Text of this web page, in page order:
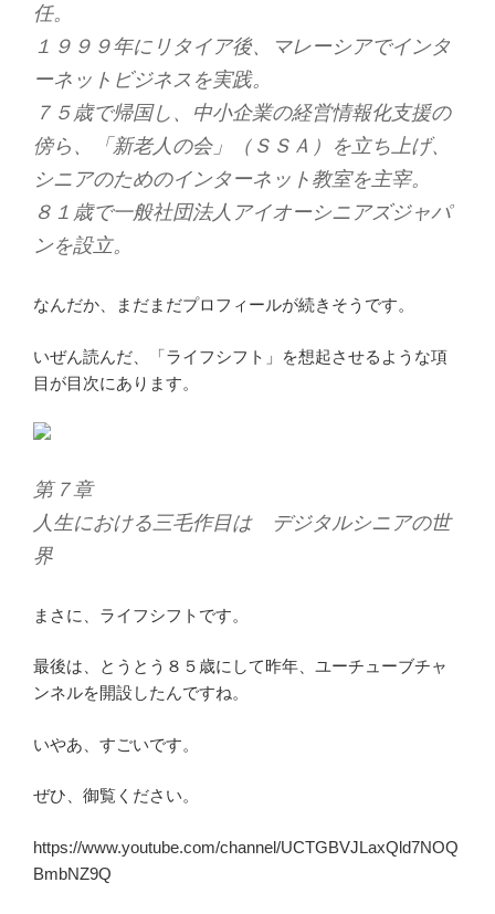
任。
１９９９年にリタイア後、マレーシアでインタ
ーネットビジネスを実践。
７５歳で帰国し、中小企業の経営情報化支援の
傍ら、「新老人の会」（ＳＳＡ）を立ち上げ、
シニアのためのインターネット教室を主宰。
８１歳で一般社団法人アイオーシニアズジャパ
ンを設立。
なんだか、まだまだプロフィールが続きそうです。
いぜん読んだ、「ライフシフト」を想起させるような項
目が目次にあります。
第７章
人生における三毛作目は デジタルシニアの世
界
まさに、ライフシフトです。
最後は、とうとう８５歳にして昨年、ユーチューブチャ
ンネルを開設したんですね。
いやあ、すごいです。
ぜひ、御覧ください。
https://www.youtube.com/channel/UCTGBVJLaxQld7NOQ
BmbNZ9Q